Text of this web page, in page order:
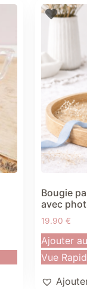
Bougie
avec
19.90€
Ajouter
Vue